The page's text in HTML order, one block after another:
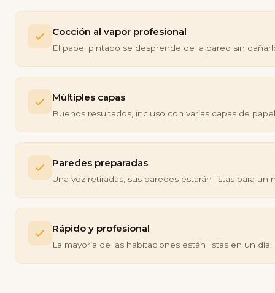
Cocción al vapor profesional
El papel pintado se desprende de la pared sin
Múltiples capas
Buenos resultados, incluso con varias capas de
Paredes preparadas
Una vez retiradas, sus paredes estarán listas para un
Rápido y profesional
La mayoría de las habitaciones están listas en un día.